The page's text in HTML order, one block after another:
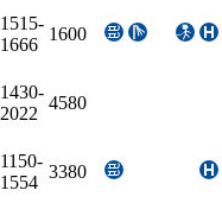
1515-
1666
1600
1430-
2022
4580
1150-
1554
3380